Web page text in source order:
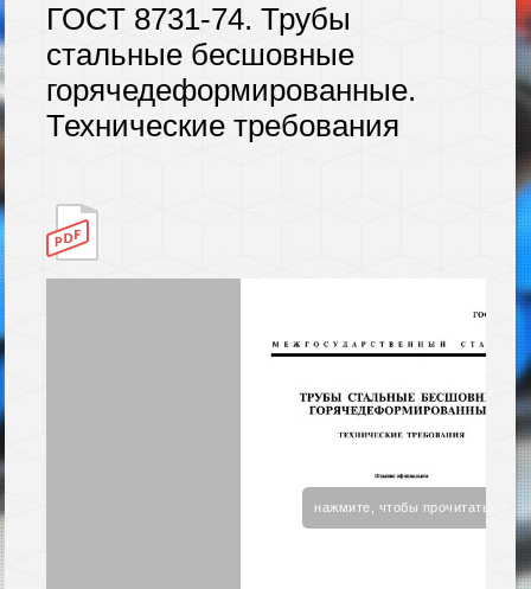
ГОСТ 8731-74. Трубы
стальные бесшовные
горячедеформированные.
Технические требования